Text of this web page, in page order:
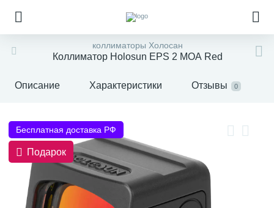
коллиматоры Холосан
Коллиматор Holosun EPS 2 МОА Red
Описание Характеристики Отзывы 0
Бесплатная доставка РФ
Подарок